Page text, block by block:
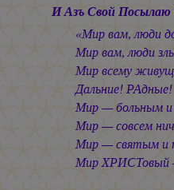
И Азъ Свой
«Мир вам, люди
Мир вам, люди
Мир всему
Дальние! РАдные!
Мир — больным
Мир — совсем
Мир — святым и
Мир